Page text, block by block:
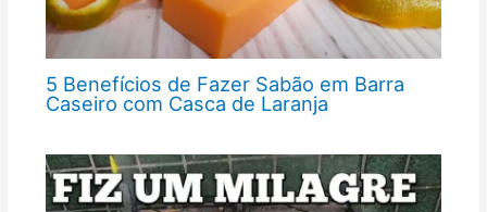
5 Benefícios de Fazer Sabão em Barra
Caseiro com Casca de Laranja